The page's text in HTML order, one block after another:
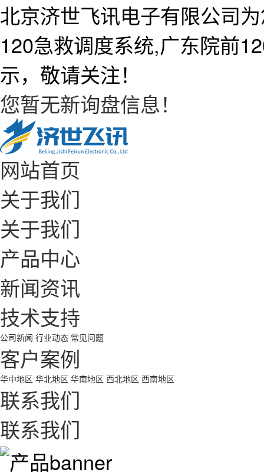
北京济世飞讯电子有限公司
120急救调度系统,广东院前
示，敬请关注！
您暂无新询盘信息！
网站首页
关于我们
关于我们
产品中心
新闻资讯
技术支持
公司新闻 行业动态 常见问题
客户案例
华中地区 华北地区 华南地区 西北地区 西南地区
联系我们
联系我们